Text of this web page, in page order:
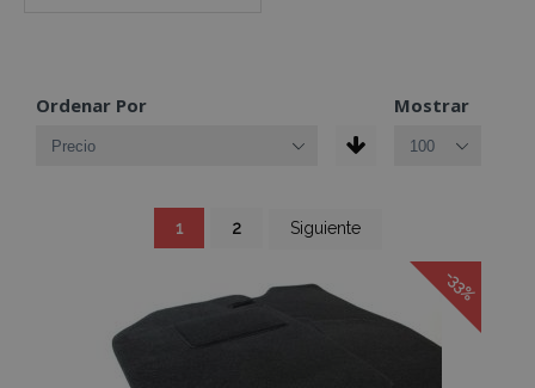
Ordenar Por Mostrar
estás
leyendo
1 2 Siguiente
-33%